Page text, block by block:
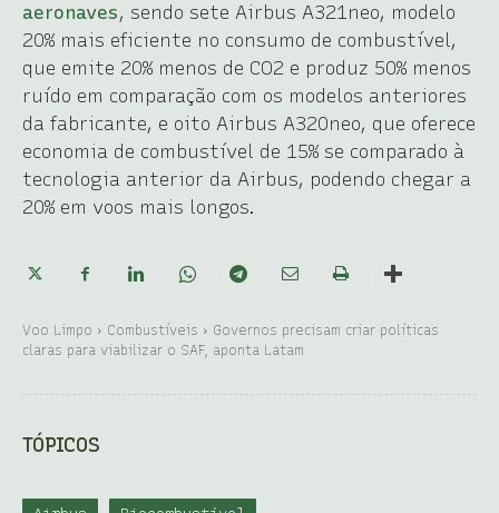
aeronaves, sendo sete Airbus A321neo, modelo
20% mais eficiente no consumo de combustível,
que emite 20% menos de CO2 e produz 50% menos
ruído em comparação com os modelos anteriores
da fabricante, e oito Airbus A320neo, que oferece
economia de combustível de 15% se comparado à
tecnologia anterior da Airbus, podendo chegar a
20% em voos mais longos.
Voo Limpo Combustíveis
Governos precisam criar políticas
claras para viabilizar o SAF, aponta Latam
TÓPICOS